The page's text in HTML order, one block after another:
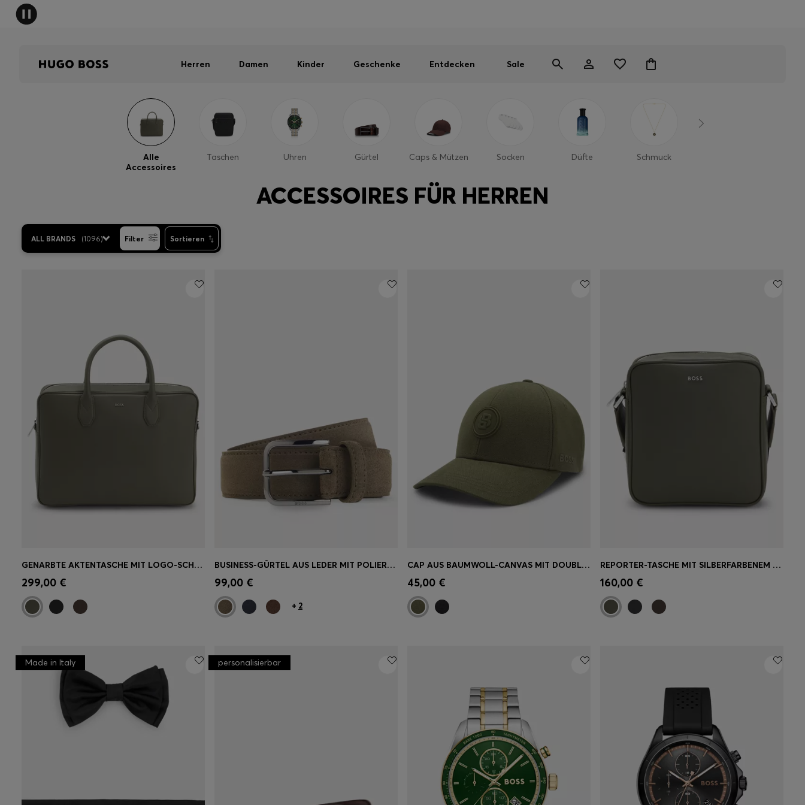
Herren Damen Kinder Geschenke Entdecken Sale
Alle
Accessoires
Taschen Uhren Gürtel Caps & Mützen Socken Düfte Schmuck
ACCESSOIRES FÜR HERREN
ALL BRANDS (1096) Filter Sortieren
Schnelleinkauf
Größe)
GENARBTE AKTENTASCHE MIT LOGO-SCHRIFTZUG
299,00 € Schnelleinkauf
Größe)
BUSINESS-GÜRTEL AUS LEDER MIT POLIERTER SCHLIESSE AUS METALL
99,00 €
+ 2
Schnelleinkauf
Größe)
CAP AUS BAUMWOLL-CANVAS MIT DOUBLE-B-MONOGRAMM-BADGE
45,00 € Schnelleinkauf
Größe)
REPORTER-TASCHE MIT SILBERFARBENEM LOGO-SCHRIFTZUG
160,00 €
Made in Italy personalisierbar